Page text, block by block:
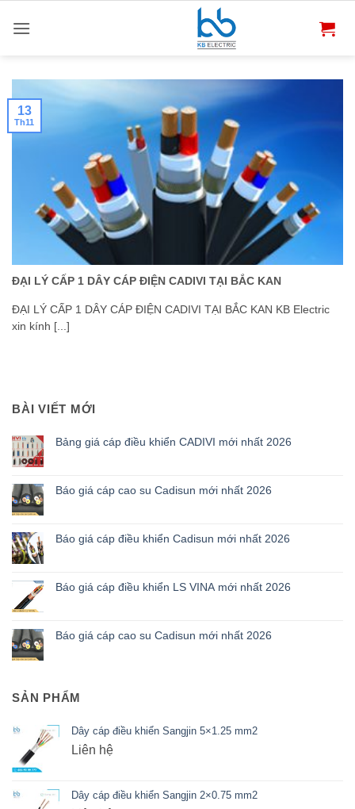
qua
ĐẠI LÝ CẤP 1 DÂY CÁP ĐIỆN CADIVI TẠI BẮC KAN
ĐẠI LÝ CẤP 1 DÂY CÁP ĐIỆN CADIVI TẠI BẮC KAN KB Electric
xin kính [...]
13
Th11
BÀI VIẾT MỚI
Bảng giá cáp điều khiển CADIVI mới nhất 2026
Báo giá cáp cao su Cadisun mới nhất 2026
Báo giá cáp điều khiển Cadisun mới nhất 2026
Báo giá cáp điều khiển LS VINA mới nhất 2026
Báo giá cáp cao su Cadisun mới nhất 2026
SẢN PHẨM
Dây cáp điều khiển Sangjin 5×1.25 mm2
Liên hệ
Dây cáp điều khiển Sangjin 2×0.75 mm2